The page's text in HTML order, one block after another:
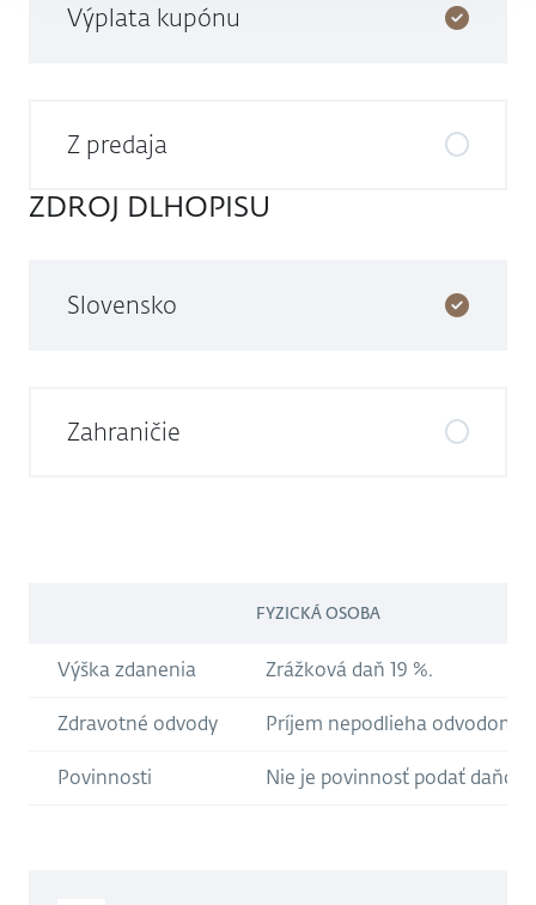
Výplata kupónu
Z predaja
ZDROJ DLHOPISU
Slovensko
Zahraničie
FYZICKÁ OSOBA
Výška zdanenia Zrážková daň 19 %.
Zdravotné odvody Príjem nepodlieha odvodom
Povinnosti Nie je povinnosť podať